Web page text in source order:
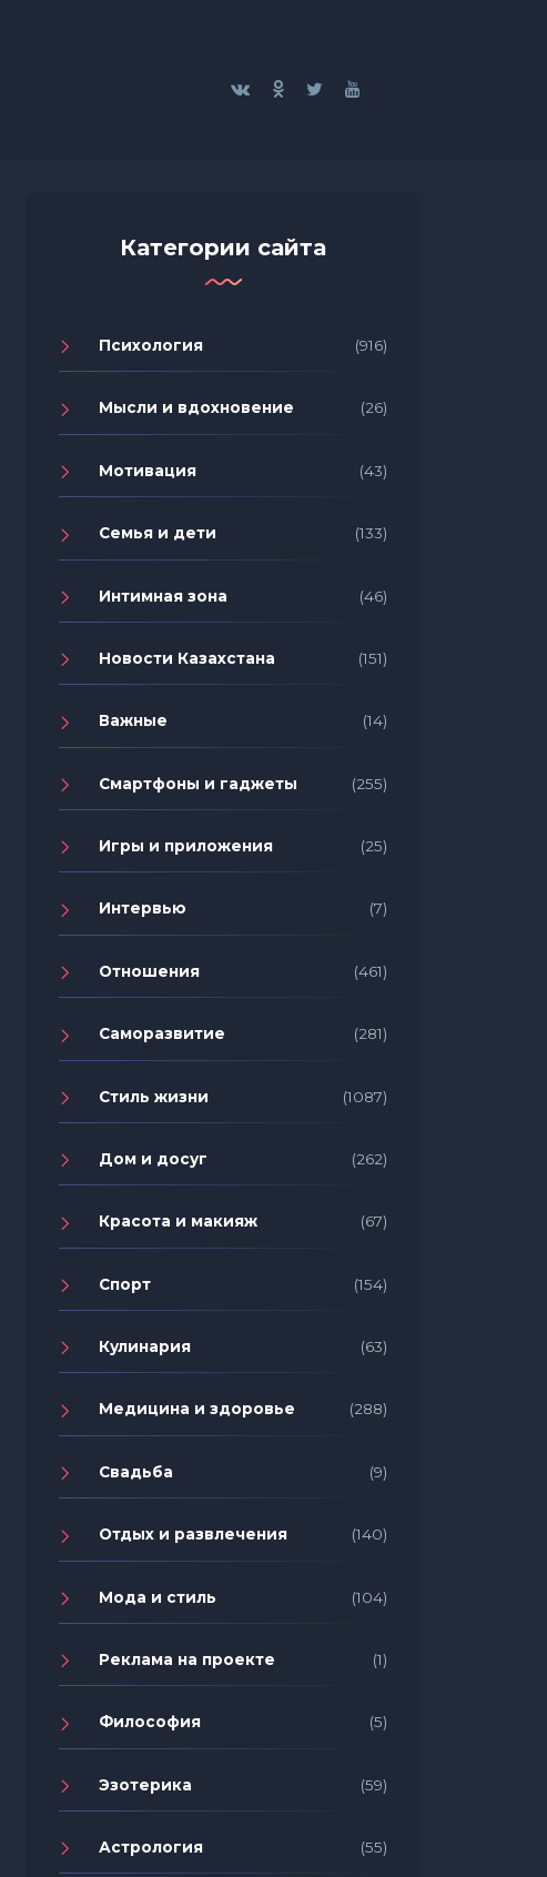
Категории сайта
Психология (916)
Мысли и вдохновение (26)
Мотивация (43)
Семья и дети (133)
Интимная зона (46)
Новости Казахстана (151)
Важные (14)
Смартфоны и гаджеты (255)
Игры и приложения (25)
Интервью (7)
Отношения (461)
Саморазвитие (281)
Стиль жизни (1087)
Дом и досуг (262)
Красота и макияж (67)
Спорт (154)
Кулинария (63)
Медицина и здоровье (288)
Свадьба (9)
Отдых и развлечения (140)
Мода и стиль (104)
Реклама на проекте (1)
Философия (5)
Эзотерика (59)
Астрология (55)